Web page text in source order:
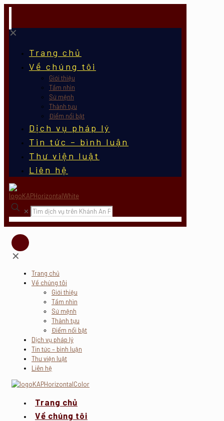
✕
Trang chủ
Về chúng tôi
Giới thiệu
Tầm nhìn
Sứ mệnh
Thành tựu
Điểm nổi bật
Dịch vụ pháp lý
Tin tức – bình luận
Thư viện luật
Liên hệ
✕
✕
Trang chủ
Về chúng tôi
Giới thiệu
Tầm nhìn
Sứ mệnh
Thành tựu
Điểm nổi bật
Dịch vụ pháp lý
Tin tức – bình luận
Thư viện luật
Liên hệ
Trang chủ
Về chúng tôi